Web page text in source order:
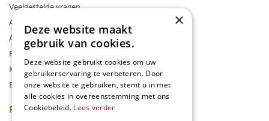
Veelgestelde vragen
Algemene voorwaarden
Assortiment
Folder
Klantenkaart
Blog
Reviews
×
Deze website maakt
gebruik van cookies.
Deze website gebruikt cookies om uw
gebruikerservaring te verbeteren. Door
onze website te gebruiken, stemt u in met
alle cookies in overeenstemming met ons
Cookiebeleid. Lees verder